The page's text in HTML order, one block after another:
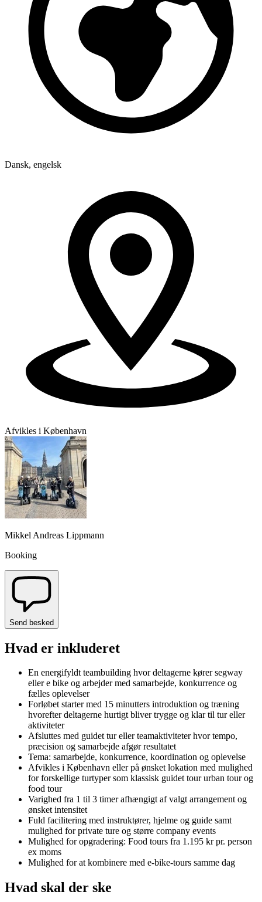
Dansk, engelsk
Afvikles i København
Mikkel Andreas Lippmann
Booking
Send besked
Hvad er inkluderet
En energifyldt teambuilding hvor deltagerne kører segway
eller e bike og arbejder med samarbejde, konkurrence og
fælles oplevelser
Forløbet starter med 15 minutters introduktion og træning
hvorefter deltagerne hurtigt bliver trygge og klar til tur eller
aktiviteter
Afsluttes med guidet tur eller teamaktiviteter hvor tempo,
præcision og samarbejde afgør resultatet
Tema: samarbejde, konkurrence, koordination og oplevelse
Afvikles i København eller på ønsket lokation med mulighed
for forskellige turtyper som klassisk guidet tour urban tour og
food tour
Varighed fra 1 til 3 timer afhængigt af valgt arrangement og
ønsket intensitet
Fuld facilitering med instruktører, hjelme og guide samt
mulighed for private ture og større company events
Mulighed for opgradering: Food tours fra 1.195 kr pr. person
ex moms
Mulighed for at kombinere med e-bike-tours samme dag
Hvad skal der ske